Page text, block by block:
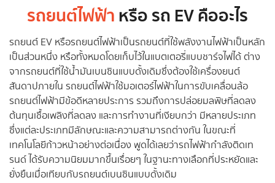
รถยนต์ไฟฟ้าหรือ รถ EV คืออะไร
รถยนต์ EV หรือรถยนต์ไฟฟ้าเป็นรถยนต์ที่ใช้พลังงานไฟฟ้าเป็นหลัก
เป็นส่วนหนึ่ง หรือทั้งหมดโดยเก็บไว้ในแบตเตอรี่แบบชาร์จไฟได้ ต่าง
จากรถยนต์ที่ใช้น้ำมันเบนซินแบบดั้งเดิมซึ่งต้องใช้เครื่องยนต์
สันดาปภายใน รถยนต์ไฟฟ้าใช้มอเตอร์ไฟฟ้าในการขับเคลื่อนล้อ
รถยนต์ไฟฟ้ามีข้อดีหลายประการ รวมถึงการปล่อยมลพิษที่ลดลง
ต้นทุนเชื้อเพลิงที่ลดลง และการทำงานที่เงียบกว่า มีหลายประเภท
ซึ่งแต่ละประเภทมีลักษณะและความสามารถต่างกัน ในขณะที่
เทคโนโลยีก้าวหน้าอย่างต่อเนื่อง พูดได้เลยว่ารถไฟฟ้ากำลังติดเท
รนด์ ได้รับความนิยมมากขึ้นเรื่อยๆ ในฐานะทางเลือกที่ประหยัดและ
ยั่งยืนเมื่อเทียบกับรถยนต์เบนซินแบบดั้งเดิม